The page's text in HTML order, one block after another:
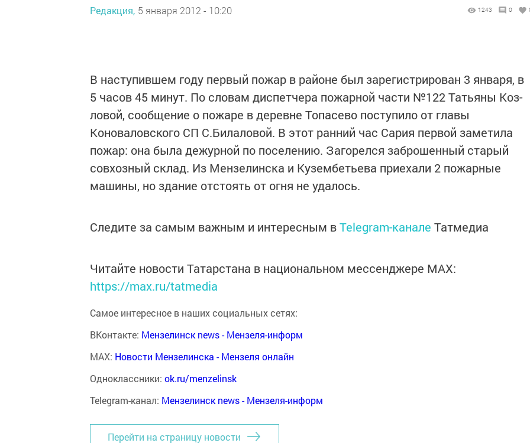
Редакция, 5 января 2012 - 10:20 1243 0
В наступившем году первый пожар в районе был за­регистрирован 3 января, в
5 часов 45 минут. По сло­вам диспетчера пожарной части №122 Татьяны Коз­
ловой, сообщение о пожаре в деревне Топасево пос­тупило от главы
Коноваловского СП С.Билаловой. В этот ранний час Сария первой заметила
пожар: она была дежурной по поселению. Загорелся забро­шенный старый
совхозный склад. Из Мензелинска и Кузембетьева приехали 2 пожарные
машины, но здание отстоять от огня не удалось.
Следите за самым важным и интересным вTelegram-канале Татмедиа
Читайте новости Татарстана в национальном мессенджере MАХ:
https://max.ru/tatmedia
Самое интересное в наших социальных сетях:
ВКонтакте: Мензелинск news - Мензеля-информ
MAX: Новости Мензелинска - Мензеля онлайн
Одноклассники: ok.ru/menzelinsk
Telegram-канал: Мензелинск news - Мензеля-информ
Перейти на страницу новости